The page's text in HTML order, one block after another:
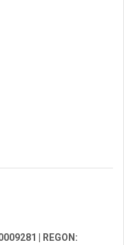
| REGON: